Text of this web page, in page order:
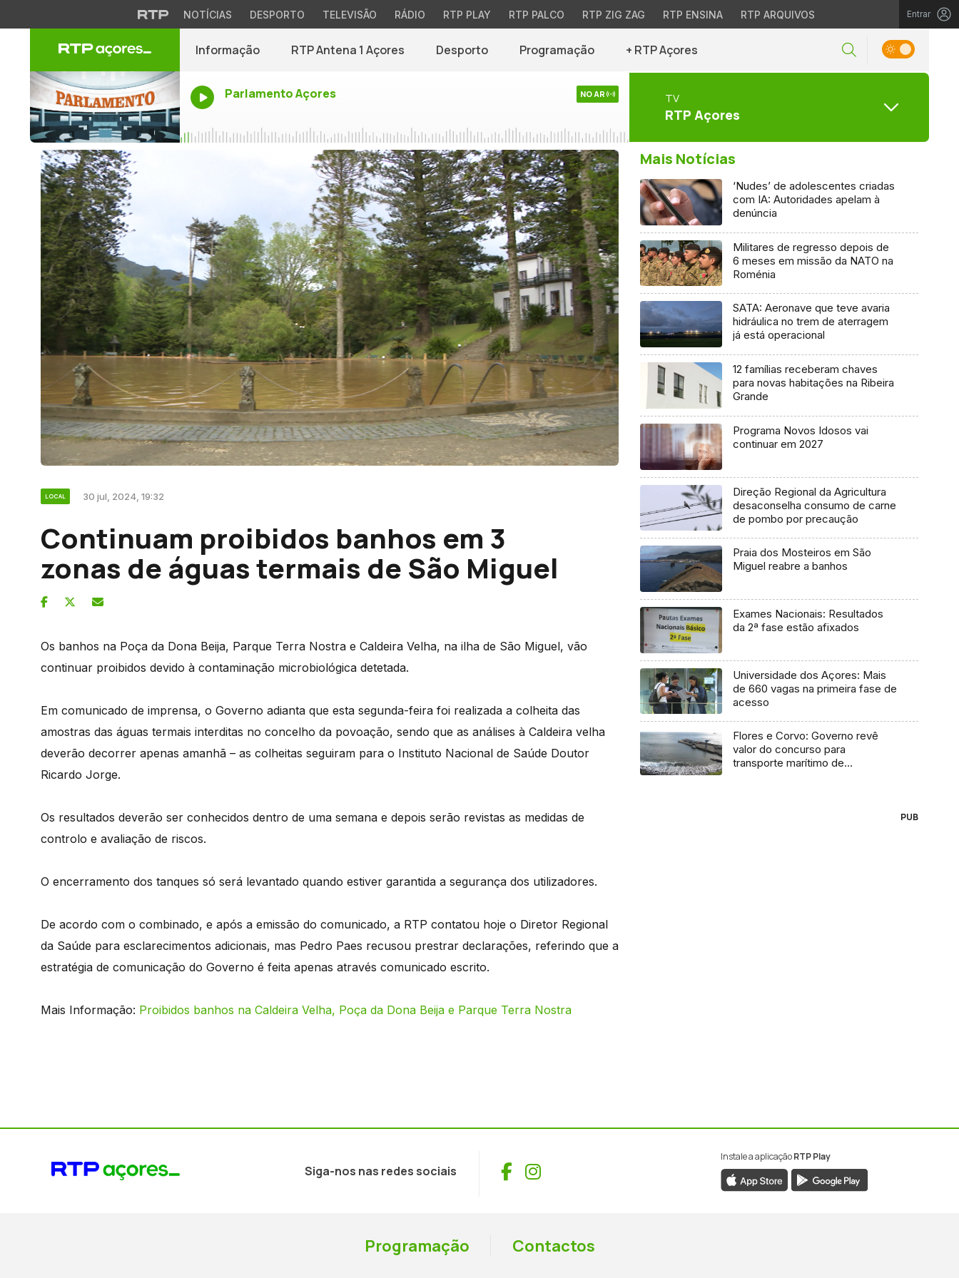
NOTÍCIAS DESPORTO TELEVISÃO RÁDIO RTP PLAY RTP PALCO RTP ZIG ZAG RTP ENSINA RTP ARQUIVOS Entrar
Informação RTP Antena 1 Açores Desporto Programação + RTP Açores
Parlamento Açores NO AR TV
RTP Açores
LOCAL 30 jul, 2024, 19:32
Continuam proibidos banhos em 3
zonas de águas termais de São Miguel
Os banhos na Poça da Dona Beija, Parque Terra Nostra e Caldeira Velha, na ilha de São Miguel, vão
continuar proibidos devido à contaminação microbiológica detetada.
Em comunicado de imprensa, o Governo adianta que esta segunda-feira foi realizada a colheita das
amostras das águas termais interditas no concelho da povoação, sendo que as análises à Caldeira velha
deverão decorrer apenas amanhã – as colheitas seguiram para o Instituto Nacional de Saúde Doutor
Ricardo Jorge.
Os resultados deverão ser conhecidos dentro de uma semana e depois serão revistas as medidas de
controlo e avaliação de riscos.
O encerramento dos tanques só será levantado quando estiver garantida a segurança dos utilizadores.
De acordo com o combinado, e após a emissão do comunicado, a RTP contatou hoje o Diretor Regional
da Saúde para esclarecimentos adicionais, mas Pedro Paes recusou prestrar declarações, referindo que a
estratégia de comunicação do Governo é feita apenas através comunicado escrito.
Mais Informação: Proibidos banhos na Caldeira Velha, Poça da Dona Beija e Parque Terra Nostra
Mais Notícias
‘Nudes’ de adolescentes criadas
com IA: Autoridades apelam à
denúncia
Militares de regresso depois de
6 meses em missão da NATO na
Roménia
SATA: Aeronave que teve avaria
hidráulica no trem de aterragem
já está operacional
12 famílias receberam chaves
para novas habitações na Ribeira
Grande
Programa Novos Idosos vai
continuar em 2027
Direção Regional da Agricultura
desaconselha consumo de carne
de pombo por precaução
Praia dos Mosteiros em São
Miguel reabre a banhos
Exames Nacionais: Resultados
da 2ª fase estão afixados
Universidade dos Açores: Mais
de 660 vagas na primeira fase de
acesso
Flores e Corvo: Governo revê
valor do concurso para
transporte marítimo de
PUB
Siga-nos nas redes sociais Facebook
Instagram
Instale a aplicaçãoRTP Play
Programação Contactos